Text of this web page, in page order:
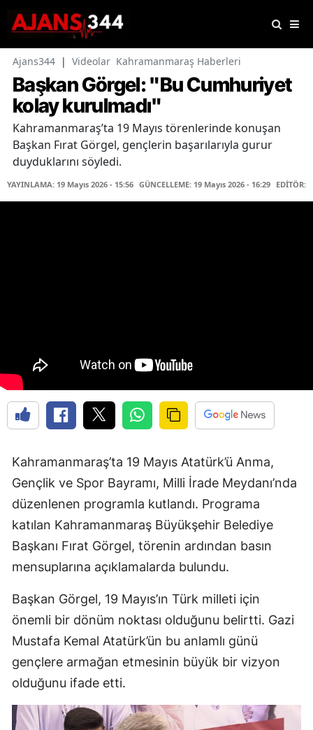
Ajans344 | Videolar Kahramanmaraş Haberleri
Başkan Görgel: "Bu Cumhuriyet
kolay kurulmadı"
Kahramanmaraş’ta 19 Mayıs törenlerinde konuşan
Başkan Fırat Görgel, gençlerin başarılarıyla gurur
duyduklarını söyledi.
YAYINLAMA: 19 Mayıs 2026 - 15:56 GÜNCELLEME: 19 Mayıs 2026 - 16:29 EDİTÖR:
Kahramanmaraş’ta 19 Mayıs Atatürk’ü Anma,
Gençlik ve Spor Bayramı, Milli İrade Meydanı’nda
düzenlenen programla kutlandı. Programa
katılan Kahramanmaraş Büyükşehir Belediye
Başkanı Fırat Görgel, törenin ardından basın
mensuplarına açıklamalarda bulundu.
Başkan Görgel, 19 Mayıs’ın Türk milleti için
önemli bir dönüm noktası olduğunu belirtti. Gazi
Mustafa Kemal Atatürk’ün bu anlamlı günü
gençlere armağan etmesinin büyük bir vizyon
olduğunu ifade etti.